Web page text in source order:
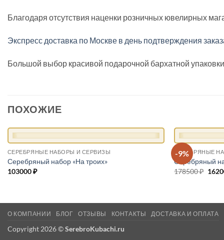
Благодаря отсутствия наценки розничных ювелирных
Экспресс доставка по Москве в день подтверждения
Большой выбор красивой подарочной бархатной
ПОХОЖИЕ
+
СЕРЕБРЯНЫЕ НАБОРЫ И СЕРВИЗЫ
Серебряный набор «На троих»
103000₽
-9%
+
СЕРЕБРЯНЫЕ
Серебряный
178500₽
О КОМПАНИИ БЛОГ ОТЗЫВЫ КОНТАКТЫ ДОСТАВКА И ОПЛАТА
Copyright 2026 ©SerebroKubachi.ru